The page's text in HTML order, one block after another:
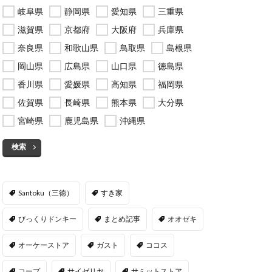
岐阜県
静岡県 愛知県
三重県
滋賀県
京都府 大阪府
兵庫県
奈良県
和歌山県 鳥取県
島根県
岡山県
広島県 山口県
徳島県
香川県
愛媛県 高知県
福岡県
佐賀県
長崎県 熊本県
大分県
宮崎県
鹿児島県 沖縄県
検索
Santoku（三徳） すき家
びっくりドンキー まとめ記事 オオゼキ
オーケーストア ガスト ココス